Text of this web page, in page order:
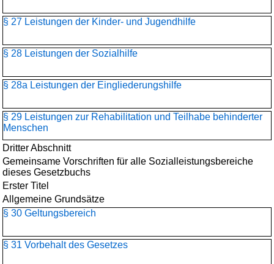
§ 27 Leistungen der Kinder- und Jugendhilfe
§ 28 Leistungen der Sozialhilfe
§ 28a Leistungen der Eingliederungshilfe
§ 29 Leistungen zur Rehabilitation und Teilhabe behinderter
Menschen
Dritter Abschnitt
Gemeinsame Vorschriften für alle Sozialleistungsbereiche
dieses Gesetzbuchs
Erster Titel
Allgemeine Grundsätze
§ 30 Geltungsbereich
§ 31 Vorbehalt des Gesetzes